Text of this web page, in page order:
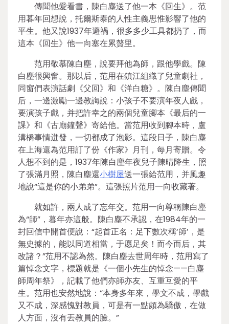
傳聞他愛看書，陳白塵送了他一本《回生》。范
用暮年回想說，托爾斯泰的人性主義思惟影響了他的
平生。他又說1937年避禍，很多多少工具都扔了，而
這本《回生》他一向塞在累贅里。
范用敬慕陳白塵，說要拜他為師，跟他學戲。陳
白塵很興奮。那以后，范用在鎮江組織了兒童劇社，
同窗們表演話劇《父回》和《洋白糖》。陳白塵傳聞
后，一邊激勵一邊教誨說：小孩子不要演年夜人戲，
要演孩子戲，并把許幸之的兩個兒童腳本《最后的一
課》和《古廟鐘聲》寄給他。當范用收到腳本時，盧
溝橋事情迸發，一切都成了泡影。這段日子，陳白塵
在上海還為范用訂了份《作家》月刊，每月寄贈。令
人想不到的是，1937年陳白塵年夜兒子陳晴降生，照
了張滿月照，陳白塵還小樹屋送一張給范用，并風趣
地說“這是你的小弟弟”。這張照片范用一向收藏著。
就如許，兩人成了忘年交。范用一向尊稱陳白塵
為“師”，暮年亦這般。陳白塵不承認，在1984年的一
封回信中開首便說：“起首正名：足下數次稱‘師’，是
無史據的，能以同道相當，于愿足矣！而今而后，其
改諸？”范用不認為然。陳白塵去世周年時，范用寫了
篇悼念文字，標題就是《一個小先生的悼念——白塵
師周年祭》，記載了他們亦師亦友、互重互愛的平
生。范用也安然地說：“本身多年來，學文不成，學戲
又不成，深感愧對教員，可是有一點頗為驕傲，在做
人方面，沒有丟教員的臉。”